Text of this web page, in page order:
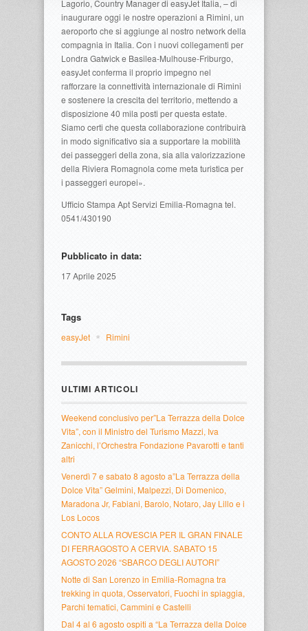
Lagorio, Country Manager di easyJet Italia, – di
inaugurare oggi le nostre operazioni a Rimini, un
aeroporto che si aggiunge al nostro network della
compagnia in Italia. Con i nuovi collegamenti per
Londra Gatwick e Basilea-Mulhouse-Friburgo,
easyJet conferma il proprio impegno nel
rafforzare la connettività internazionale di Rimini
e sostenere la crescita del territorio, mettendo a
disposizione 40 mila posti per questa estate.
Siamo certi che questa collaborazione contribuirà
in modo significativo sia a supportare la mobilità
dei passeggeri della zona, sia alla valorizzazione
della Riviera Romagnola come meta turistica per
i passeggeri europei».
Ufficio Stampa Apt Servizi Emilia-Romagna tel.
0541/430190
Pubblicato in data:
17 Aprile 2025
Tags
easyJet Rimini
ULTIMI ARTICOLI
Weekend conclusivo per”La Terrazza della Dolce
Vita”, con il Ministro del Turismo Mazzi, Iva
Zanicchi, l’Orchestra Fondazione Pavarotti e tanti
altri
Venerdì 7 e sabato 8 agosto a”La Terrazza della
Dolce Vita” Gelmini, Malpezzi, Di Domenico,
Maradona Jr, Fabiani, Barolo, Notaro, Jay Lillo e i
Los Locos
CONTO ALLA ROVESCIA PER IL GRAN FINALE
DI FERRAGOSTO A CERVIA. SABATO 15
AGOSTO 2026 “SBARCO DEGLI AUTORI”
Notte di San Lorenzo in Emilia-Romagna tra
trekking in quota, Osservatori, Fuochi in spiaggia,
Parchi tematici, Cammini e Castelli
Dal 4 al 6 agosto ospiti a “La Terrazza della Dolce